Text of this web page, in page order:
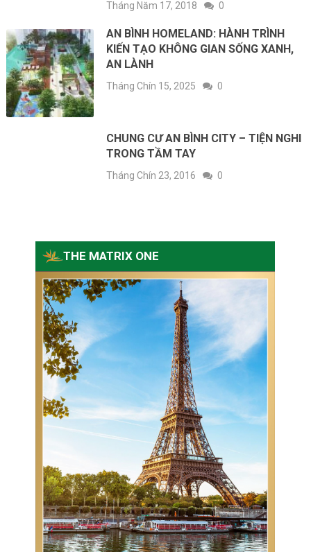
Tháng Năm 17, 2018 0
AN BÌNH HOMELAND: HÀNH TRÌNH
KIẾN TẠO KHÔNG GIAN SỐNG XANH,
AN LÀNH
Tháng Chín 15, 2025 0
CHUNG CƯ AN BÌNH CITY – TIỆN NGHI
TRONG TẦM TAY
Tháng Chín 23, 2016 0
THE MATRIX ONE